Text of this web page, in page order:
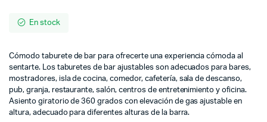
En stock
Cómodo taburete de bar para ofrecerte una experiencia cómoda al
sentarte. Los taburetes de bar ajustables son adecuados para bares,
mostradores, isla de cocina, comedor, cafetería, sala de descanso,
pub, granja, restaurante, salón, centros de entretenimiento y oficina.
Asiento giratorio de 360 grados con elevación de gas ajustable en
altura, adecuado para diferentes alturas de la barra.